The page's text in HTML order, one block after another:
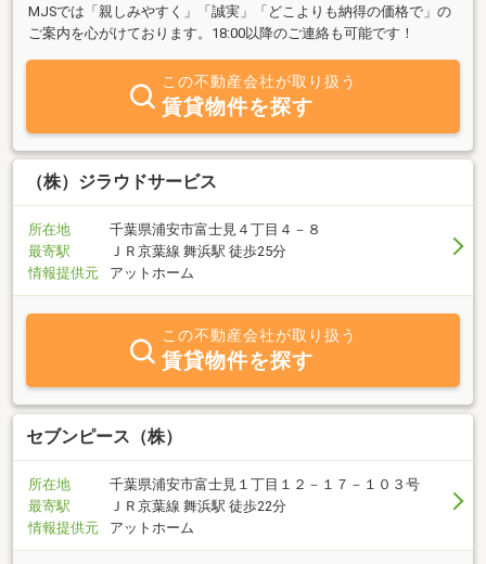
MJSでは「親しみやすく」「誠実」「どこよりも納得の価格で」の
ご案内を心がけております。18:00以降のご連絡も可能です！
この不動産会社が取り扱う
賃貸物件を探す
（株）ジラウドサービス
所在地
千葉県浦安市富士見４丁目４－８
最寄駅
ＪＲ京葉線 舞浜駅 徒歩25分
情報提供元
アットホーム
この不動産会社が取り扱う
賃貸物件を探す
セブンピース（株）
所在地
千葉県浦安市富士見１丁目１２－１７－１０３号
最寄駅
ＪＲ京葉線 舞浜駅 徒歩22分
情報提供元
アットホーム